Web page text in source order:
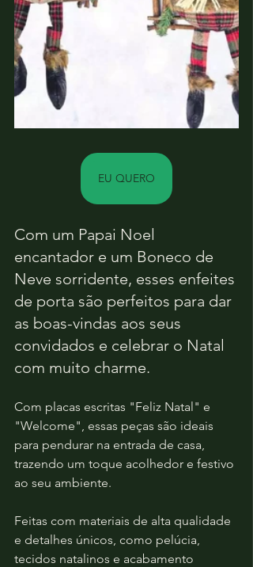
EU QUERO
Com um Papai Noel
encantador e um Boneco de
Neve sorridente, esses enfeites
de porta são perfeitos para dar
as boas-vindas aos seus
convidados e celebrar o Natal
com muito charme.
Com placas escritas "Feliz Natal" e
"Welcome", essas peças são ideais
para pendurar na entrada de casa,
trazendo um toque acolhedor e festivo
ao seu ambiente.
Feitas com materiais de alta qualidade
e detalhes únicos, como pelúcia,
tecidos natalinos e acabamento